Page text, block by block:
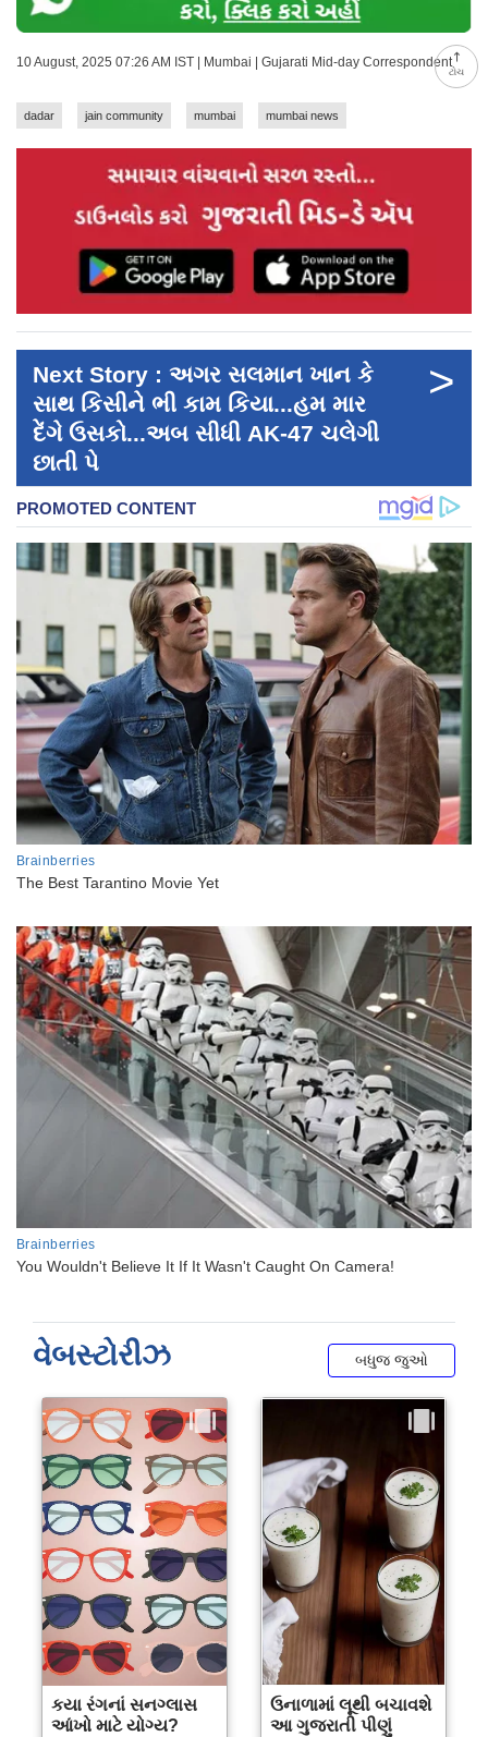
ટોચ
10 August, 2025 07:26 AM IST | Mumbai | Gujarati Mid-day Correspondent
dadar jain community mumbai mumbai news
Next Story : અગર સલમાન ખાન કે
સાથ કિસીને ભી કામ કિયા...હમ માર
દેંગે ઉસકો...અબ સીધી AK-47 ચલેગી
છાતી પે
>
વેબસ્ટોરીઝ બધુજ જુઓ
કયા રંગનાં સનગ્લાસ
આંખો માટે યોગ્ય?
ઉનાળામાં લૂથી બચાવશે
આ ગુજરાતી પીણું